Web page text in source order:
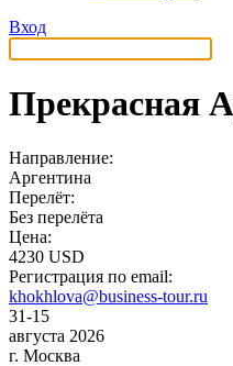
Вход
Прекрасная
Направление:
Аргентина
Перелёт:
Без перелёта
Цена:
4230 USD
Регистрация по email:
khokhlova@business-tour.ru
31-15
августа 2026
г. Москва